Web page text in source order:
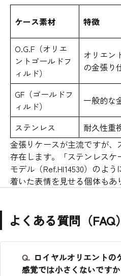
ケース素材 特徴
O.G.F（オリエ
ントゴールドフ
ィルド）
オリエン
の金張り
GF（ゴールドフ
ィルド）
一般的な
ステンレス 耐久性重
金張りケースが主流ですが、
存在します。「ステンレス
モデル（Ref.HI14530）のよ
着いた表情を見せる個体もあ
よくある質問（FAQ）
Q. ロイヤルオリエントの
感覚では小さくないですか